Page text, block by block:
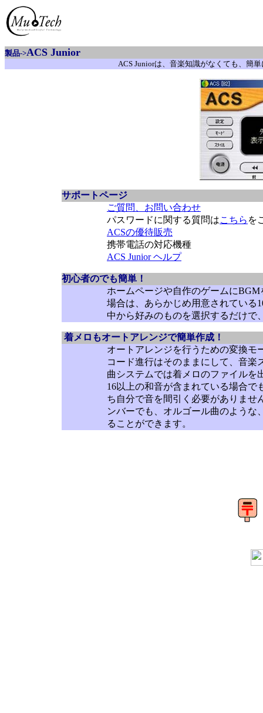
製品->ACS Junior
ACS Juniorは、音楽知識がなくても、簡
サポートページ
ご質問、お問い合わせ
パスワードに関する質問はこちら を
ACSの優待販売
携帯電話の対応機種
ACS Junior ヘルプ
初心者のでも簡単！
ホームページや自作のゲームに
場合は、あらかじめ用意されている
中から好みのものを選択するだけで
着メロもオートアレンジで簡単作成！
オートアレンジを行うための変換
コード進行はそのままにして、音楽
曲システムでは着メロのファイル
16以上の和音が含まれている場合
ち自分で音を間引く必要がありませ
ンバーでも、オルゴール曲のような
ることができます。